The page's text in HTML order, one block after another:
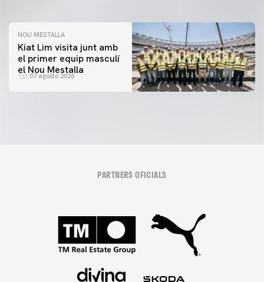
NOU MESTALLA
Kiat Lim visita junt amb
el primer equip masculí
el Nou Mestalla
07 agosto 2026
PARTNERS OFICIALS